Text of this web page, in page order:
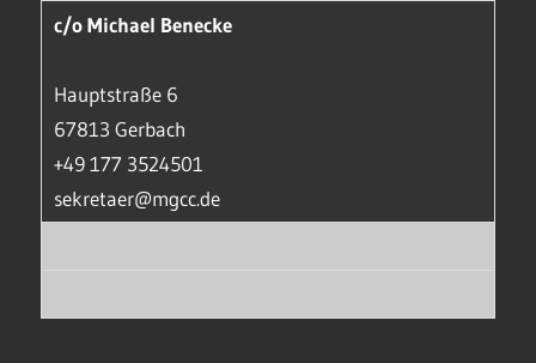
c/o Michael Benecke
Hauptstraße 6
67813 Gerbach
+49 177 3524501
sekretaer@mgcc.de